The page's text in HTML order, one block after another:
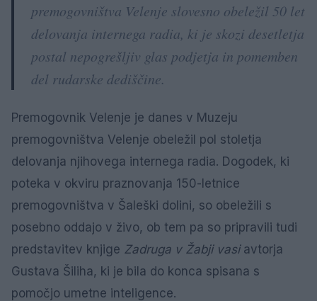
premogovništva Velenje slovesno obeležil 50 let
delovanja internega radia, ki je skozi desetletja
postal nepogrešljiv glas podjetja in pomemben
del rudarske dediščine.
Premogovnik Velenje je danes v Muzeju
premogovništva Velenje obeležil pol stoletja
delovanja njihovega internega radia. Dogodek, ki
poteka v okviru praznovanja 150-letnice
premogovništva v Šaleški dolini, so obeležili s
posebno oddajo v živo, ob tem pa so pripravili tudi
predstavitev knjige Zadruga v Žabji vasiavtorja
Gustava Šiliha, ki je bila do konca spisana s
pomočjo umetne inteligence.